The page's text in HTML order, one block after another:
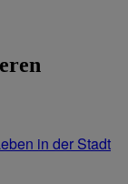
in der Stadt